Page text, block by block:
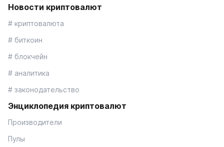
Новости криптовалют
# криптовалюта
# биткоин
# блокчейн
# аналитика
# законодательство
Энциклопедия криптовалют
Производители
Пулы